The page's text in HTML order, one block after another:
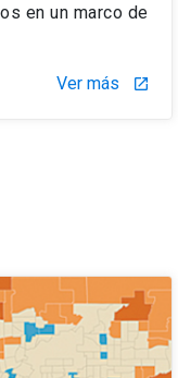
en un marco de
Ver más launch